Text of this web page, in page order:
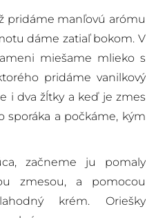
pridáme manľovú arómu
dáme zatiaľ bokom. V
miešame mlieko s
pridáme vanilkový
i dva žĺtky a keď je zmes
sporáka a počkáme, kým
začneme ju pomaly
zmesou, a pomocou
krém. Oriešky